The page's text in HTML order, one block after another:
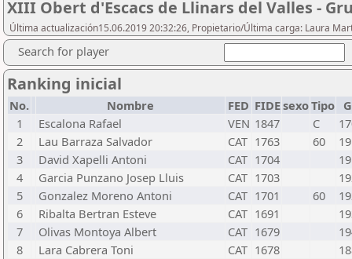
XIII Obert d'Escacs de Llinars del Valles -
Última actualización15.06.2019 20:32:26, Propietario/Última carga: Laura
Search for player
Ranking inicial
No. Nombre FED FIDEsexoTipo
1
Escalona Rafael VEN 1847 C
2
Lau Barraza Salvador CAT 1763 60
3
David Xapelli Antoni CAT 1704
4
Garcia Punzano Josep Lluis CAT 1703
5
Gonzalez Moreno Antoni CAT 1701 60
6
Ribalta Bertran Esteve CAT 1691
7
Olivas Montoya Albert CAT 1679
8
Lara Cabrera Toni CAT 1678